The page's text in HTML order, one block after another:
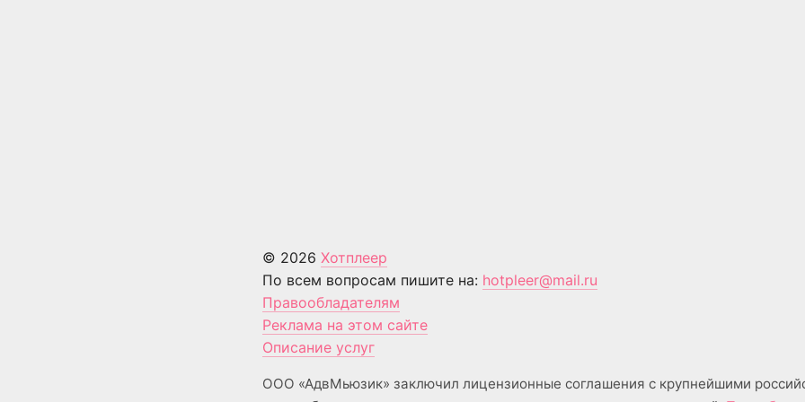
© 2026 Хотплеер
По всем вопросам пишите на: hotpleer@mail.ru
Правообладателям
Реклама на этом сайте
Описание услуг
ООО «АдвМьюзик» заключил лицензионные соглашения с крупнейшими